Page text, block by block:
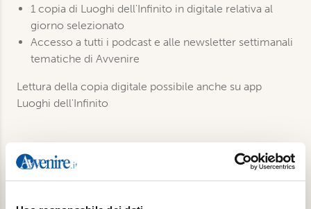
1 copia di Luoghi dell'Infinito in digitale relativa al
giorno selezionato
Accesso a tutti i podcast e alle newsletter settimanali
tematiche di Avvenire
Lettura della copia digitale possibile anche su app
Luoghi dell'Infinito
Prodotti correlati